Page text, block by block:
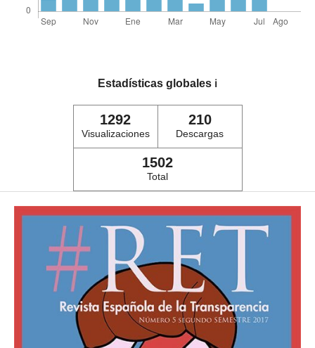
Estadísticas globales ℹ️
1292
Visualizaciones
210
Descargas
1502
Total